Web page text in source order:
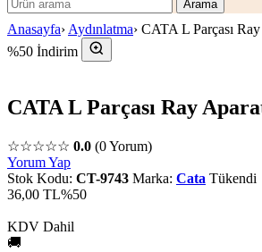
Arama
Anasayfa› Aydınlatma› CATA L Parçası
%50 İndirim
CATA L Parçası Ray
☆☆☆☆☆ 0.0 (0 Yorum)
Yorum Yap
Stok Kodu: CT-9743 Marka: Cata Tükendi
36,00 TL%50
KDV Dahil
🚚